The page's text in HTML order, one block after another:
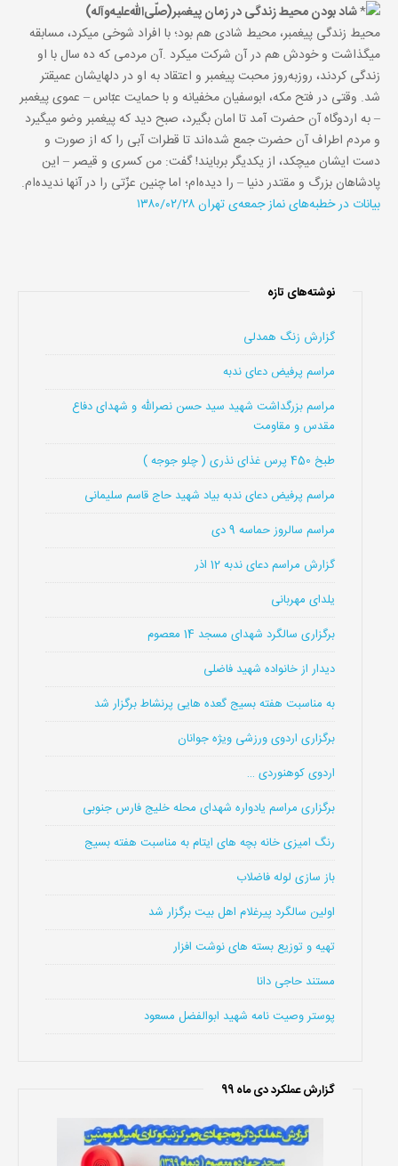
شاد بودن محیط زندگی در زمان پیغمبر(صلّی‌الله‌علیه‌وآله)
محیط زندگی پیغمبر، محیط شادی هم بود؛ با افراد شوخی میکرد، مسابقه
میگذاشت و خودش هم در آن شرکت میکرد .آن مردمی که ده سال با او
زندگی کردند، روزبه‌روز محبت پیغمبر و اعتقاد به او در دلهایشان عمیقتر
شد. وقتی در فتح مکه، ابوسفیان مخفیانه و با حمایت عبّاس – عموی پیغمبر
– به اردوگاه آن حضرت آمد تا امان بگیرد، صبح دید که پیغمبر وضو میگیرد
و مردم اطراف آن حضرت جمع شده‌اند تا قطرات آبی را که از صورت و
دست ایشان میچکد، از یکدیگر بربایند! گفت: من کسری و قیصر – این
پادشاهان بزرگ و مقتدر دنیا – را دیده‌ام؛ اما چنین عزّتی را در آنها ندیده‌ام.
بیانات در خطبه‌های نماز جمعه‌ی تهران‌ ۱۳۸۰/۰۲/۲۸
نوشته‌های تازه
گزارش زنگ همدلی
مراسم پرفیض دعای ندبه
مراسم بزرگداشت شهید سید حسن نصرالله و شهدای دفاع
مقدس و مقاومت
طبخ 450 پرس غذای نذری ( چلو جوجه )
مراسم پرفیض دعای ندبه بیاد شهید حاج قاسم سلیمانی
مراسم سالروز حماسه 9 دی
گزارش مراسم دعای ندبه 12 اذر
یلدای مهربانی
برگزاری سالگرد شهدای مسجد 14 معصوم
دیدار از خانواده شهید فاضلی
به مناسبت هفته بسیج گعده هایی پرنشاط برگزار شد
برگزاری اردوی ورزشی ویژه جوانان
اردوی کوهنوردی …
برگزاری مراسم یادواره شهدای محله خلیج فارس جنوبی
رنگ امیزی خانه بچه های ایتام به مناسبت هفته بسیج
باز سازی لوله فاضلاب
اولین سالگرد پیرغلام اهل بیت برگزار شد
تهیه و توزیع بسته های نوشت افزار
مستند حاجی دانا
پوستر وصیت نامه شهید ابوالفضل مسعود
گزارش عملکرد دی ماه 99